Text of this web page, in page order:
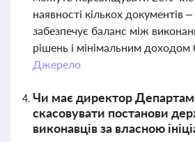
наявності кількох документів
забезпечує баланс між
рішень і мінімальним
Джерело
Чи має директор
скасовувати постанови
виконавців за власною